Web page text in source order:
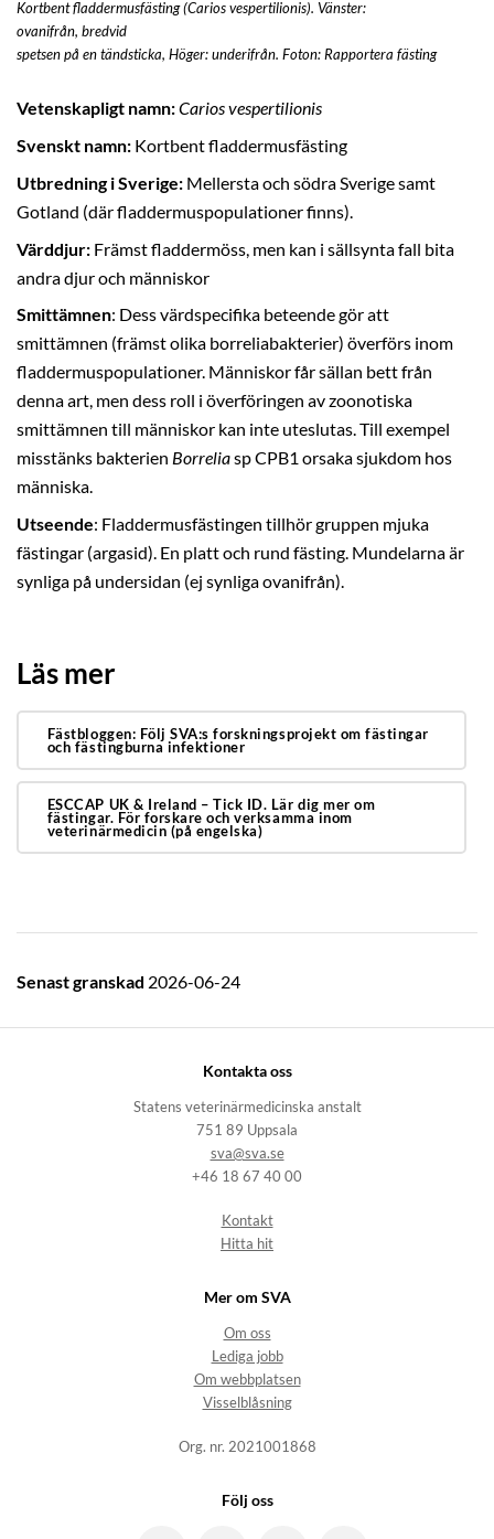
Kortbent fladdermusfästing (Carios vespertilionis). Vänster:
ovanifrån, bredvid
spetsen på en tändsticka, Höger: underifrån. Foton: Rapportera fästing
Vetenskapligt namn:Carios vespertilionis
Svenskt namn: Kortbent fladdermusfästing
Utbredning i Sverige: Mellersta och södra Sverige samt
Gotland (där fladdermuspopulationer finns).
Värddjur: Främst fladdermöss, men kan i sällsynta fall bita
andra djur och människor
Smittämnen: Dess värdspecifika beteende gör att
smittämnen (främst olika borreliabakterier) överförs inom
fladdermuspopulationer. Människor får sällan bett från
denna art, men dess roll i överföringen av zoonotiska
smittämnen till människor kan inte uteslutas. Till exempel
misstänks bakterien Borreliasp CPB1 orsaka sjukdom hos
människa.
Utseende: Fladdermusfästingen tillhör gruppen mjuka
fästingar (argasid). En platt och rund fästing. Mundelarna är
synliga på undersidan (ej synliga ovanifrån).
Läs mer
Fästbloggen: Följ SVA:s forskningsprojekt om fästingar
och fästingburna infektioner
ESCCAP UK & Ireland – Tick ID. Lär dig mer om
fästingar. För forskare och verksamma inom
veterinärmedicin (på engelska)
Senast granskad 2026-06-24
Kontakta oss
Statens veterinärmedicinska anstalt
751 89 Uppsala
sva@sva.se
+46 18 67 40 00
Kontakt
Hitta hit
Mer om SVA
Om oss
Lediga jobb
Om webbplatsen
Visselblåsning
Org. nr. 2021001868
Följ oss